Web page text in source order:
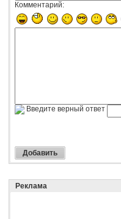
Комментарий:
Введите верный ответ
Реклама